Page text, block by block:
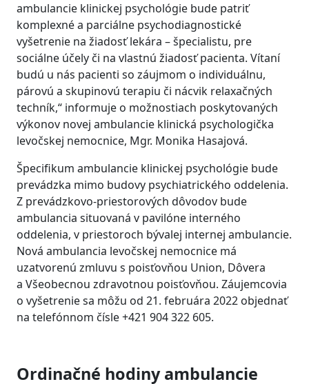
ambulancie klinickej psychológie bude patriť
komplexné a parciálne psychodiagnostické
vyšetrenie na žiadosť lekára – špecialistu, pre
sociálne účely či na vlastnú žiadosť pacienta. Vítaní
budú u nás pacienti so záujmom o individuálnu,
párovú a skupinovú terapiu či nácvik relaxačných
techník,“ informuje o možnostiach poskytovaných
výkonov novej ambulancie klinická psychologička
levočskej nemocnice, Mgr. Monika Hasajová.
Špecifikum ambulancie klinickej psychológie bude
prevádzka mimo budovy psychiatrického oddelenia.
Z prevádzkovo-priestorových dôvodov bude
ambulancia situovaná v pavilóne interného
oddelenia, v priestoroch bývalej internej ambulancie.
Nová ambulancia levočskej nemocnice má
uzatvorenú zmluvu s poisťovňou Union, Dôvera
a Všeobecnou zdravotnou poisťovňou. Záujemcovia
o vyšetrenie sa môžu od 21. februára 2022 objednať
na telefónnom čísle +421 904 322 605.
Ordinačné hodiny ambulancie